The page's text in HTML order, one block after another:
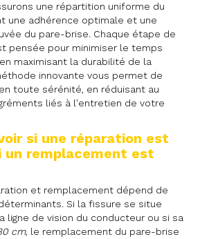
une répartition uniforme du
une adhérence optimale et une
du pare-brise. Chaque étape de
pensée pour minimiser le temps
maximisant la durabilité de la
innovante vous permet de
toute sérénité, en réduisant au
liés à l'entretien de votre
si une réparation est
un remplacement est
et remplacement dépend de
Si la fissure se situe
ligne de vision du conducteur ou si sa
cm, le remplacement du pare-brise